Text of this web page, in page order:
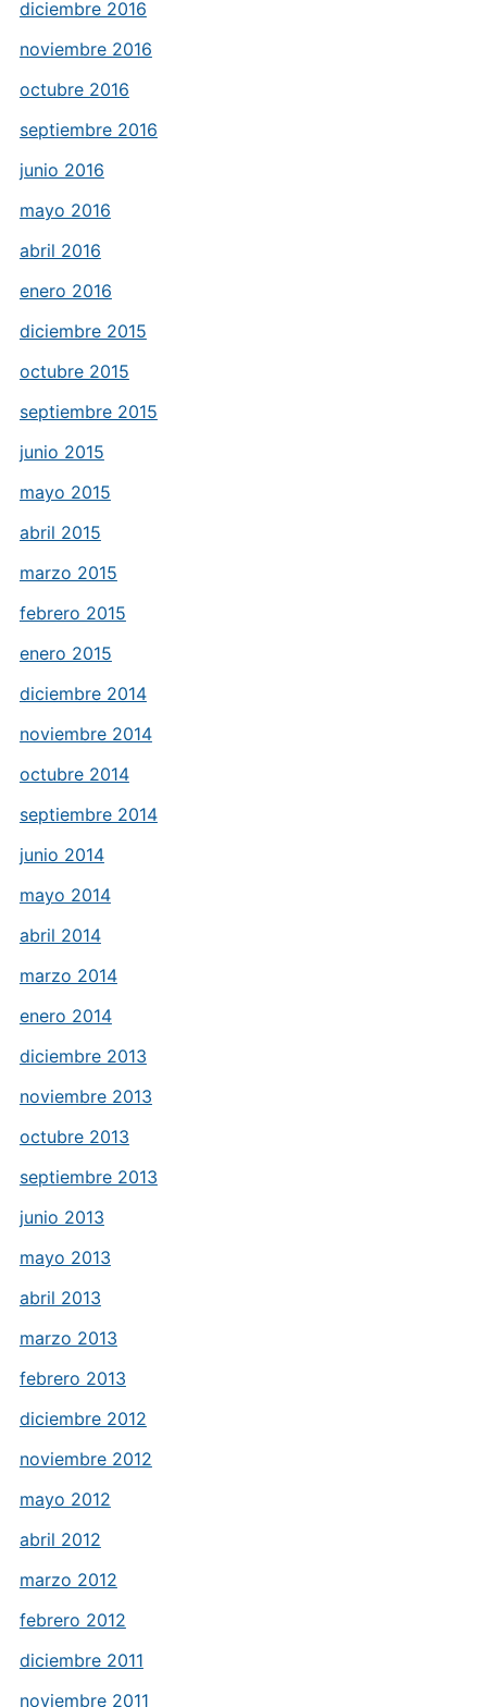
diciembre 2016
noviembre 2016
octubre 2016
septiembre 2016
junio 2016
mayo 2016
abril 2016
enero 2016
diciembre 2015
octubre 2015
septiembre 2015
junio 2015
mayo 2015
abril 2015
marzo 2015
febrero 2015
enero 2015
diciembre 2014
noviembre 2014
octubre 2014
septiembre 2014
junio 2014
mayo 2014
abril 2014
marzo 2014
enero 2014
diciembre 2013
noviembre 2013
octubre 2013
septiembre 2013
junio 2013
mayo 2013
abril 2013
marzo 2013
febrero 2013
diciembre 2012
noviembre 2012
mayo 2012
abril 2012
marzo 2012
febrero 2012
diciembre 2011
noviembre 2011